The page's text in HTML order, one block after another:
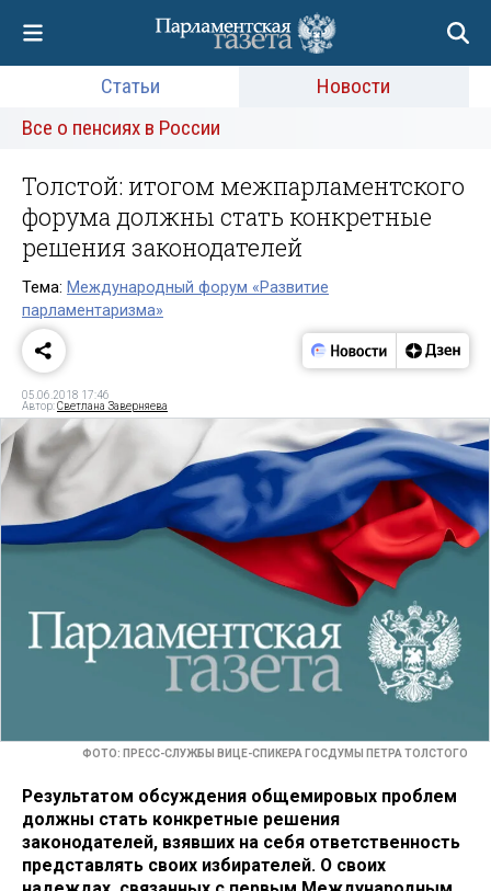
Статьи
Новости
Все о пенсиях в России
Толстой: итогом межпарламентского
форума должны стать конкретные
решения законодателей
Тема: Международный форум «Развитие
парламентаризма»
05.06.2018 17:46
Автор:Светлана Заверняева
ФОТО: ПРЕСС-СЛУЖБЫ ВИЦЕ-СПИКЕРА ГОСДУМЫ ПЕТРА ТОЛСТОГО
Результатом обсуждения общемировых проблем
должны стать конкретные решения
законодателей, взявших на себя ответственность
представлять своих избирателей. О своих